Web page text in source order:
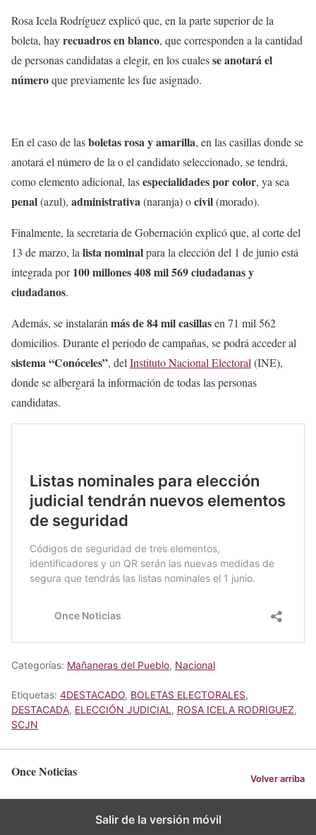
Rosa Icela Rodríguez explicó que, en la parte superior de la
boleta, hayrecuadros en blanco, que corresponden a la cantidad
de personas candidatas a elegir, en los cualesse anotará el
númeroque previamente les fue asignado.
En el caso de lasboletas rosa y amarilla, en las casillas donde se
anotará el número de la o el candidato seleccionado, se tendrá,
como elemento adicional, lasespecialidades por color, ya sea
penal(azul), administrativa(naranja) ocivil(morado).
Finalmente, la secretaria de Gobernación explicó que, al corte del
13 de marzo, lalista nominalpara la elección del 1 de junio está
integrada por100 millones 408 mil 569 ciudadanas y
ciudadanos.
Además, se instalaránmás de 84 mil casillasen 71 mil 562
domicilios. Durante el periodo de campañas, se podrá acceder al
sistema “Conóceles”, delInstituto Nacional Electoral(INE),
donde se albergará la información de todas las personas
candidatas.
Categorías: Mañaneras del Pueblo, Nacional
Etiquetas: 4DESTACADO, BOLETAS ELECTORALES,
DESTACADA, ELECCIÓN JUDICIAL, ROSA ICELA RODRIGUEZ,
SCJN
Once Noticias Volver arriba
Salir de la versión móvil